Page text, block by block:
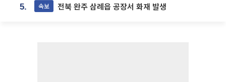
5. 속보 전북 완주 삼례읍 공장서 화재 발생